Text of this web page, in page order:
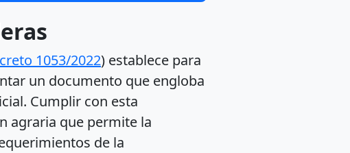
1053/2022) establece para
un documento que engloba
Cumplir con esta
agraria que permite la
de la